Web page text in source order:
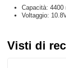
Capacità: 4400
Voltaggio:
Visti di